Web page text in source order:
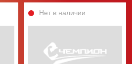
Нет в наличии